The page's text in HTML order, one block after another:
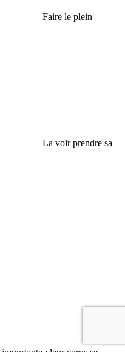
Faire le plein
La voir prendre sa